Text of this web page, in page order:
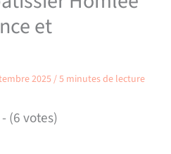
et
2025/5 minutes de lecture
(6 votes)